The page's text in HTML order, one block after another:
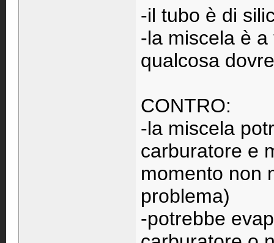
-il tubo è di
-la miscela è
qualcosa
CONTRO:
-la miscela
carburatore e
momento non
problema)
-potrebbe